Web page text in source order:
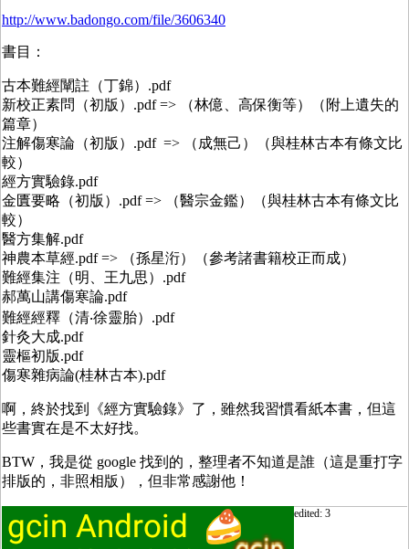
http://www.badongo.com/file/3606340
書目：
古本難經闡註（丁錦）.pdf
新校正素問（初版）.pdf => （林億、高保衡等）（附上遺失的
篇章）
注解傷寒論（初版）.pdf => （成無己）（與桂林古本有條文比
較）
經方實驗錄.pdf
金匱要略（初版）.pdf => （醫宗金鑑）（與桂林古本有條文比
較）
醫方集解.pdf
神農本草經.pdf => （孫星洐）（參考諸書籍校正而成）
難經集注（明、王九思）.pdf
郝萬山講傷寒論.pdf
難經經釋（清‧徐靈胎）.pdf
針灸大成.pdf
靈樞初版.pdf
傷寒雜病論(桂林古本).pdf
啊，終於找到《經方實驗錄》了，雖然我習慣看紙本書，但這
些書實在是不太好找。
BTW，我是從 google 找到的，整理者不知道是誰（這是重打字
排版的，非照相版），但非常感謝他！
edited: 3